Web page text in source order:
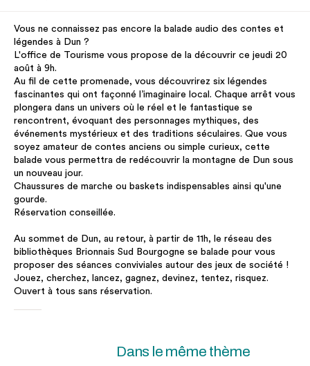
Vous ne connaissez pas encore la balade audio des contes et
légendes à Dun ?
L'office de Tourisme vous propose de la découvrir ce jeudi 20
août à 9h.
Au fil de cette promenade, vous découvrirez six légendes
fascinantes qui ont façonné l’imaginaire local. Chaque arrêt vous
plongera dans un univers où le réel et le fantastique se
rencontrent, évoquant des personnages mythiques, des
événements mystérieux et des traditions séculaires. Que vous
soyez amateur de contes anciens ou simple curieux, cette
balade vous permettra de redécouvrir la montagne de Dun sous
un nouveau jour.
Chaussures de marche ou baskets indispensables ainsi qu'une
gourde.
Réservation conseillée.
Au sommet de Dun, au retour, à partir de 11h, le réseau des
bibliothèques Brionnais Sud Bourgogne se balade pour vous
proposer des séances conviviales autour des jeux de société !
Jouez, cherchez, lancez, gagnez, devinez, tentez, risquez.
Ouvert à tous sans réservation.
Dans le même thème